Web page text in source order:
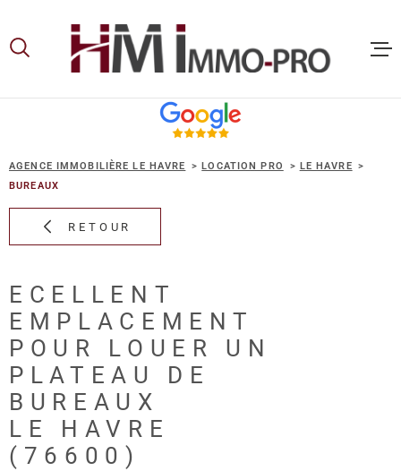
lamenu
contenu
AGENCE IMMOBILIÈRE LE HAVRE LOCATION PRO
LE HAVRE
BUREAUX
RETOUR
ECELLENT
EMPLACEMENT
POUR LOUER UN
PLATEAU DE
BUREAUX
LE HAVRE
(76600)